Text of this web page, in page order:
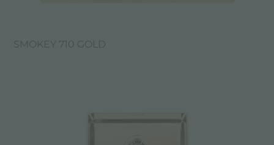
SMOKEY 710 GOLD